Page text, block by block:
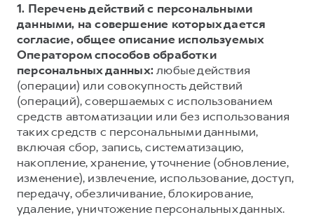
1. Перечень действий с персональными
данными, на совершение которых дается
согласие, общее описание используемых
Оператором способов обработки
персональных данных:любые действия
(операции) или совокупность действий
(операций), совершаемых с использованием
средств автоматизации или без использования
таких средств с персональными данными,
включая сбор, запись, систематизацию,
накопление, хранение, уточнение (обновление,
изменение), извлечение, использование, доступ,
передачу, обезличивание, блокирование,
удаление, уничтожение персональных данных.